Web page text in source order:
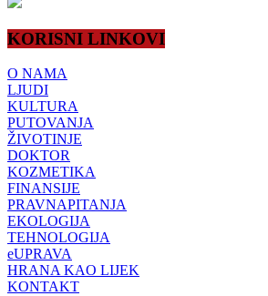
KORISNI LINKOVI
O NAMA
LJUDI
KULTURA
PUTOVANJA
ŽIVOTINJE
DOKTOR
KOZMETIKA
FINANSIJE
PRAVNAPITANJA
EKOLOGIJA
TEHNOLOGIJA
eUPRAVA
HRANA KAO LIJEK
KONTAKT